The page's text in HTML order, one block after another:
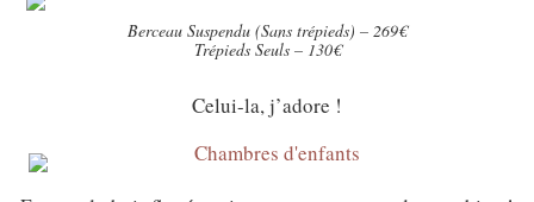
Berceau Suspendu (Sans trépieds) – 269€
Trépieds Seuls – 130€
Celui-la, j’adore !